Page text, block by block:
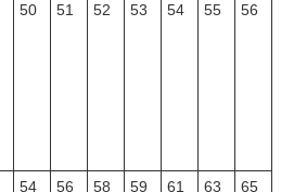
50 51 52 53 54 55 56
54 56 58 59 61 63 65